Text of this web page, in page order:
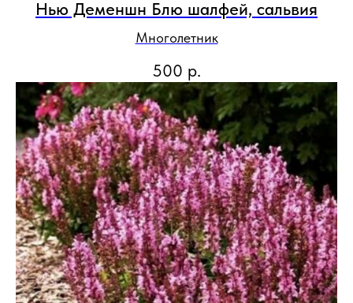
Нью Деменшн Блю шалфей, сальвия
Многолетник
500 р.